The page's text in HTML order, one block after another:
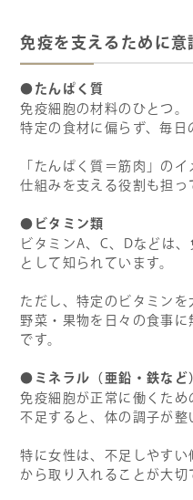
免疫を支えるために
●たんぱく質
免疫細胞の材料のひとつ。
特定の食材に偏らず、毎日
「たんぱく質＝筋肉」の
仕組みを支える役割も担っ
●ビタミン類
ビタミンA、C、Dなどは
として知られています。
ただし、特定のビタミンを
野菜・果物を日々の食事
です。
●ミネラル（亜鉛・鉄など）
免疫細胞が正常に働くため
不足すると、体の調子が整
特に女性は、不足しやす
から取り入れることが大切